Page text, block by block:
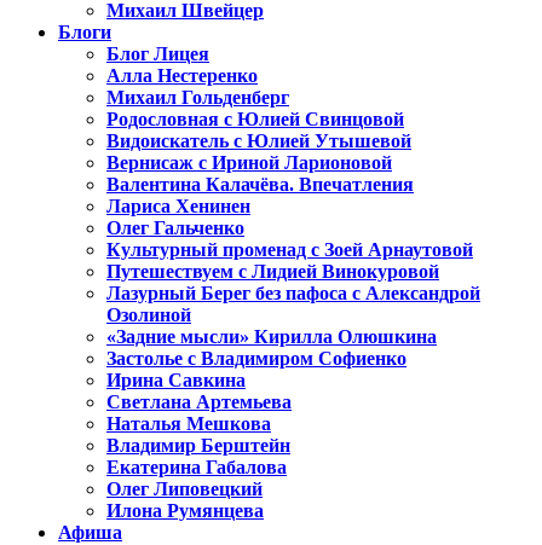
Михаил Швейцер
Блоги
Блог Лицея
Алла Нестеренко
Михаил Гольденберг
Родословная с Юлией Свинцовой
Видоискатель с Юлией Утышевой
Вернисаж с Ириной Ларионовой
Валентина Калачёва. Впечатления
Лариса Хенинен
Олег Гальченко
Культурный променад с Зоей Арнаутовой
Путешествуем с Лидией Винокуровой
Лазурный Берег без пафоса с Александрой
Озолиной
«Задние мысли» Кирилла Олюшкина
Застолье с Владимиром Софиенко
Ирина Савкина
Светлана Артемьева
Наталья Мешкова
Владимир Берштейн
Екатерина Габалова
Олег Липовецкий
Илона Румянцева
Афиша